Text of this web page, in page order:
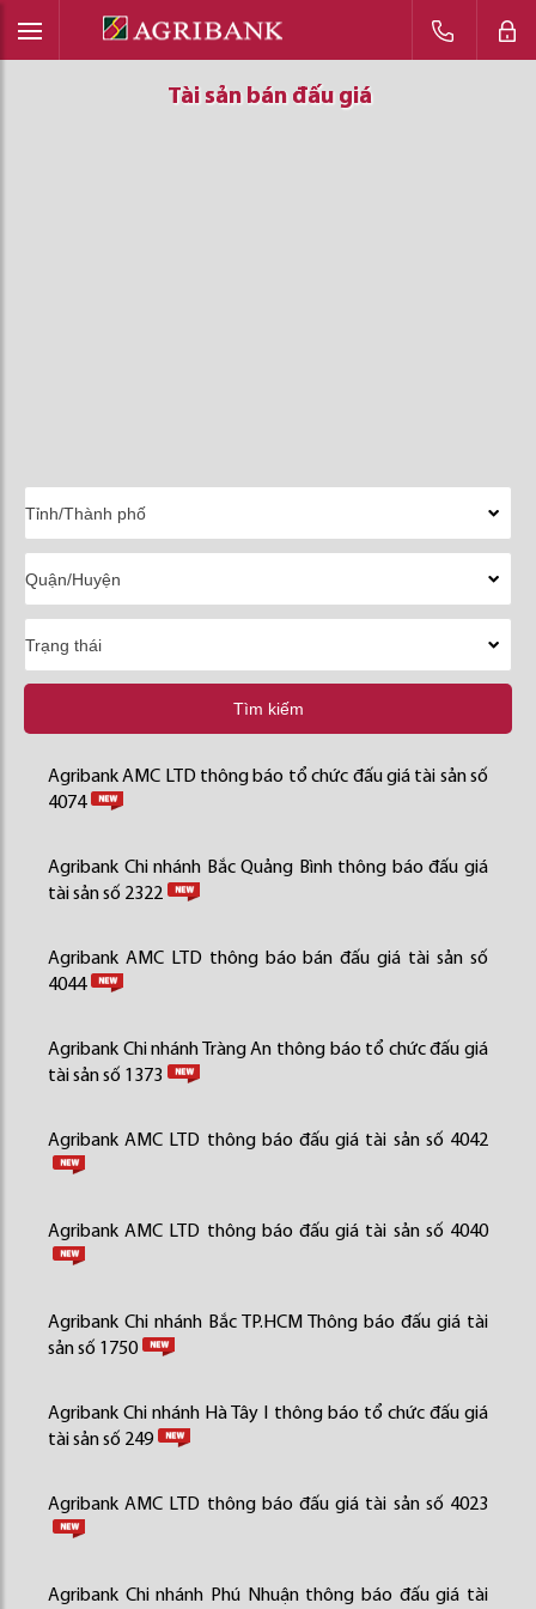
Tài sản bán đấu giá
Tài sản bán đấu giá
Tài sản bán đấu giá
Tìm kiếm
Agribank AMC LTD thông báo tổ chức đấu giá tài sản số
4074
Agribank Chi nhánh Bắc Quảng Bình thông báo đấu giá
tài sản số 2322
Agribank AMC LTD thông báo bán đấu giá tài sản số
4044
Agribank Chi nhánh Tràng An thông báo tổ chức đấu giá
tài sản số 1373
Agribank AMC LTD thông báo đấu giá tài sản số 4042
Agribank AMC LTD thông báo đấu giá tài sản số 4040
Agribank Chi nhánh Bắc TP.HCM Thông báo đấu giá tài
sản số 1750
Agribank Chi nhánh Hà Tây I thông báo tổ chức đấu giá
tài sản số 249
Agribank AMC LTD thông báo đấu giá tài sản số 4023
Agribank Chi nhánh Phú Nhuận thông báo đấu giá tài